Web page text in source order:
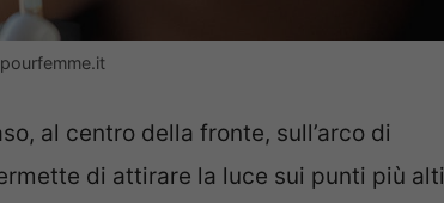
al centro della fronte, sull’arco di
di attirare la luce sui punti più alti